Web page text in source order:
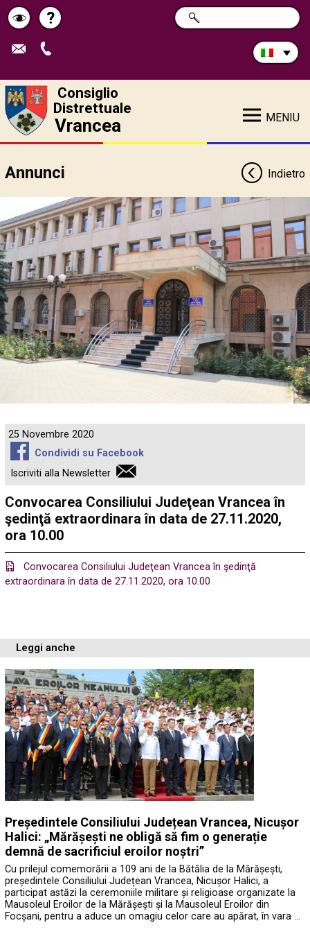
Schimbă
contrastul
Pagina
de
?
Cerca
nel
RICERCA
Consiglio
Distrettuale
Vrancea MENIU
Annunci Indietro
25 Novembre 2020
Condividi su Facebook
Iscriviti alla Newsletter
Convocarea Consiliului Judeţean Vrancea în
şedinţă extraordinara în data de 27.11.2020,
ora 10.00
Convocarea Consiliului Judeţean Vrancea în şedinţă
extraordinara în data de 27.11.2020, ora 10.00
Leggi anche
Președintele Consiliului Județean Vrancea, Nicușor
Halici: „Mărășești ne obligă să fim o generație
demnă de sacrificiul eroilor noștri”
Cu prilejul comemorării a 109 ani de la Bătălia de la Mărășești,
președintele Consiliului Județean Vrancea, Nicușor Halici, a
participat astăzi la ceremoniile militare și religioase organizate la
Mausoleul Eroilor de la Mărășești și la Mausoleul Eroilor din
Focșani, pentru a aduce un omagiu celor care au apărat, în vara …